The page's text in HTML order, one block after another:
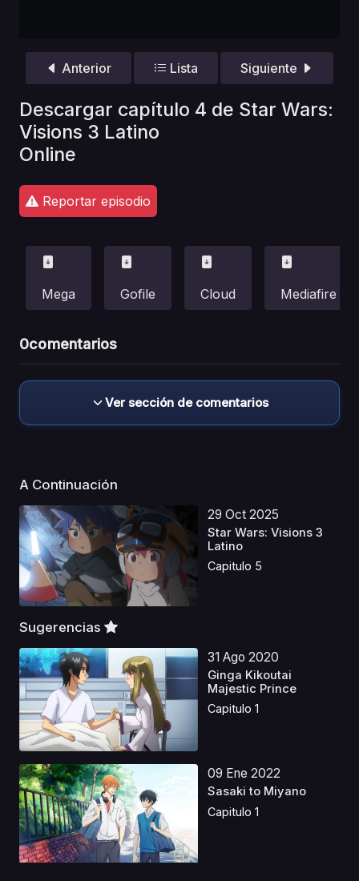
Anterior Lista Siguiente
Descargar capítulo 4 de Star Wars:
Visions 3 Latino
Online
Reportar episodio
Mega Gofile Cloud Mediafire
0comentarios
Ver sección de comentarios
A Continuación
29 Oct 2025
Star Wars: Visions 3
Latino
Capitulo 5
Sugerencias
31 Ago 2020
Ginga Kikoutai
Majestic Prince
Capitulo 1
09 Ene 2022
Sasaki to Miyano
Capitulo 1